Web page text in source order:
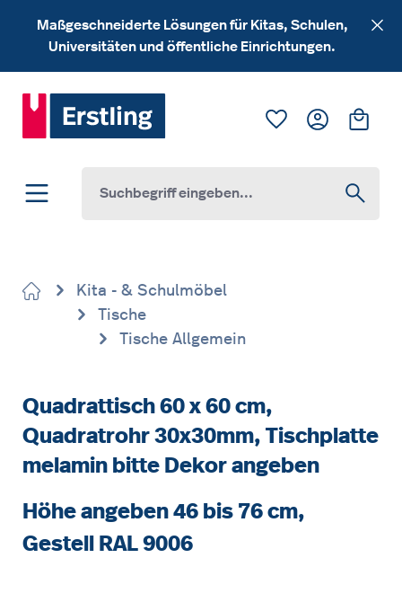
Zum Hauptinhalt springen
Maßgeschneiderte Lösungen für Kitas, Schulen,
Universitäten und öffentliche Einrichtungen.
Du hast 0
Kita - & Schulmöbel
Tische
Tische Allgemein
Quadrattisch 60 x 60 cm,
Quadratrohr 30x30mm, Tischplatte
melamin bitte Dekor angeben
Höhe angeben 46 bis 76 cm,
Gestell RAL 9006